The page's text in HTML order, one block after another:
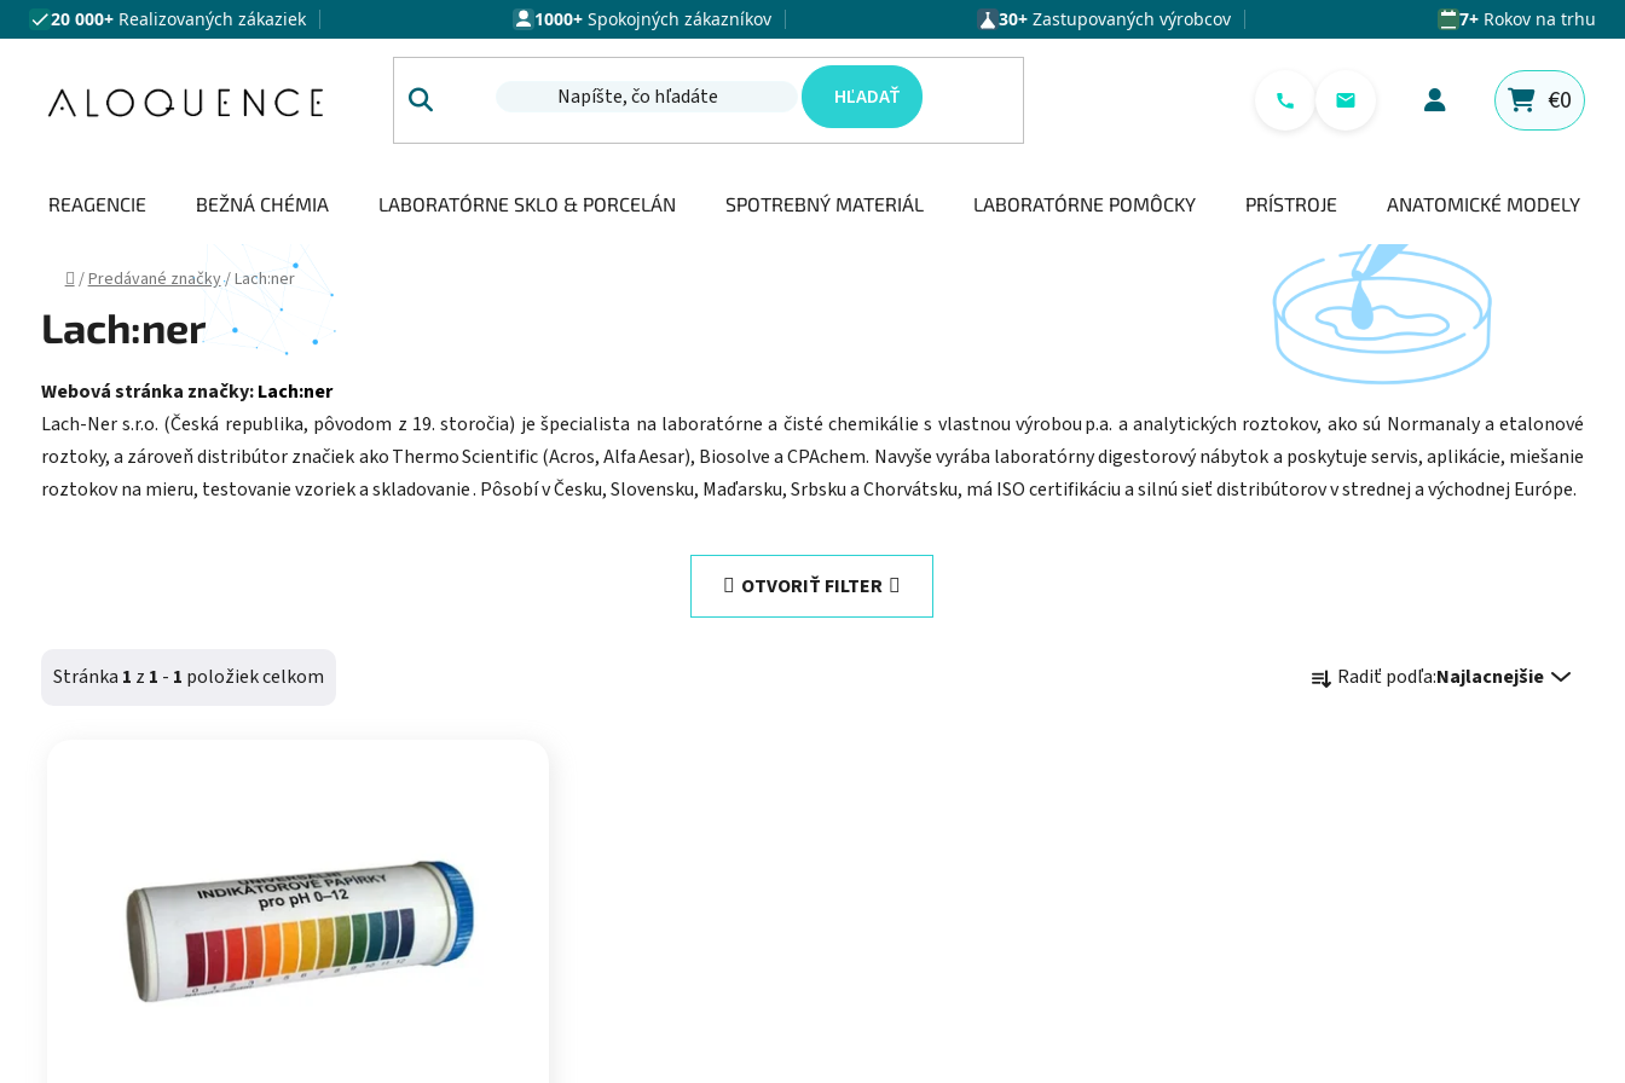
Prejsť na obsah
20 000+ Realizovaných zákaziek 1000+Spokojných zákazníkov 30+ Zastupovaných výrobcov 7+Rokov na trhu
HĽADAŤ
NÁKUPNÝ
€0
REAGENCIE BEŽNÁ CHÉMIA LABORATÓRNE SKLO & PORCELÁN SPOTREBNÝ MATERIÁL LABORATÓRNE POMÔCKY PRÍSTROJE ANATOMICKÉ MODELY
Domov
/Predávané značky/Lach:ner
Lach:ner
Webová stránka značky:Lach:ner
Lach‑Ner s.r.o. (Česká republika, pôvodom z 19. storočia) je špecialista na laboratórne a čisté chemikálie s vlastnou výrobou p.a. a analytických roztokov, ako sú Normanaly a etalonové
roztoky, a zároveň distribútor značiek ako Thermo Scientific (Acros, Alfa Aesar), Biosolve a CPAchem. Navyše vyrába laboratórny digestorový nábytok a poskytuje servis, aplikácie, miešanie
roztokov na mieru, testovanie vzoriek a skladovanie . Pôsobí v Česku, Slovensku, Maďarsku, Srbsku a Chorvátsku, má ISO certifikáciu a silnú sieť distribútorov v strednej a východnej Európe.
OTVORIŤ FILTER
Stránka 1 z 1 - 1 položiek celkom Radiť podľa:Najlacnejšie